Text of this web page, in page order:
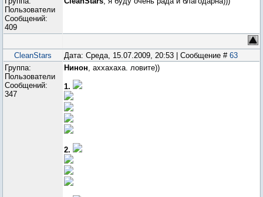
Пользователи
Сообщений:
409
CleanStars Дата: Среда, 15.07.2009, 20:53 | Сообщение # 63
Группа:
Пользователи
Сообщений:
347
Нинон, аххахаха. ловите))
1.
2.